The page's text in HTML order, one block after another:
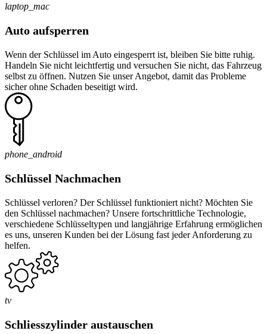
laptop_mac
Auto aufsperren
Wenn der Schlüssel im Auto eingesperrt ist, bleiben Sie bitte ruhig.
Handeln Sie nicht leichtfertig und versuchen Sie nicht, das Fahrzeug
selbst zu öffnen. Nutzen Sie unser Angebot, damit das Probleme
sicher ohne Schaden beseitigt wird.
phone_android
Schlüssel Nachmachen
Schlüssel verloren? Der Schlüssel funktioniert nicht? Möchten Sie
den Schlüssel nachmachen? Unsere fortschrittliche Technologie,
verschiedene Schlüsseltypen und langjährige Erfahrung ermöglichen
es uns, unseren Kunden bei der Lösung fast jeder Anforderung zu
helfen.
tv
Schliesszylinder austauschen